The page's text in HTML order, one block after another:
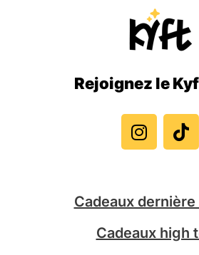
Rejoignez le
n
s
t
r
a
m
i
k
t
Cadeaux
Cadeaux high